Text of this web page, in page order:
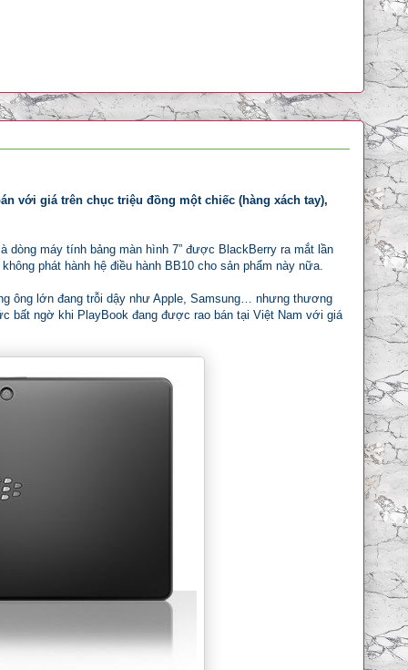
với giá trên chục triệu đồng một chiếc (hàng xách tay),
dòng máy tính bảng màn hình 7” được BlackBerry ra mắt lần
phát hành hệ điều hành BB10 cho sản phẩm này nữa.
ông lớn đang trỗi dậy như Apple, Samsung… nhưng thương
bất ngờ khi PlayBook đang được rao bán tại Việt Nam với giá